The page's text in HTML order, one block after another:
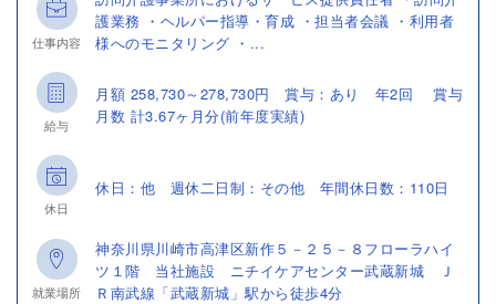
仕事内容
護業務 ・ヘルパー指導・育成 ・担当者会議 ・利用者
様へのモニタリング ・...
給与
月額 258,730～278,730円 賞与：あり 年2回 賞与
月数 計3.67ヶ月分(前年度実績)
休日
休日：他 週休二日制：その他 年間休日数：110日
就業場所
神奈川県川崎市高津区新作５－２５－８フローラハイ
ツ１階 当社施設 ニチイケアセンター武蔵新城 Ｊ
Ｒ南武線「武蔵新城」駅から徒歩4分